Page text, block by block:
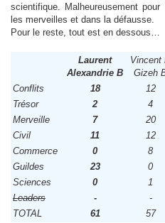
scientifique. Malheureusement
les merveilles et dans la défausse.
Pour le reste, tout est en dessous…
Laurent
Alexandrie B
Vincent
Gizeh
Conflits
18 12
Trésor
2 4
Merveille
7 20
Civil
11 12
Commerce
0 8
Guildes
23 0
Sciences
0 1
Leaders
- -
TOTAL
61 57